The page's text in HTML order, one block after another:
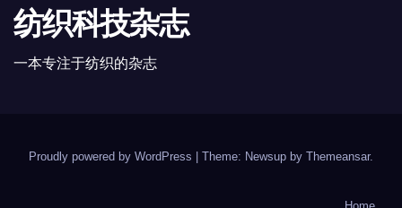
纺织科技杂志
一本专注于纺织的杂志
Proudly powered by WordPress Theme: Newsup by Themeansar.